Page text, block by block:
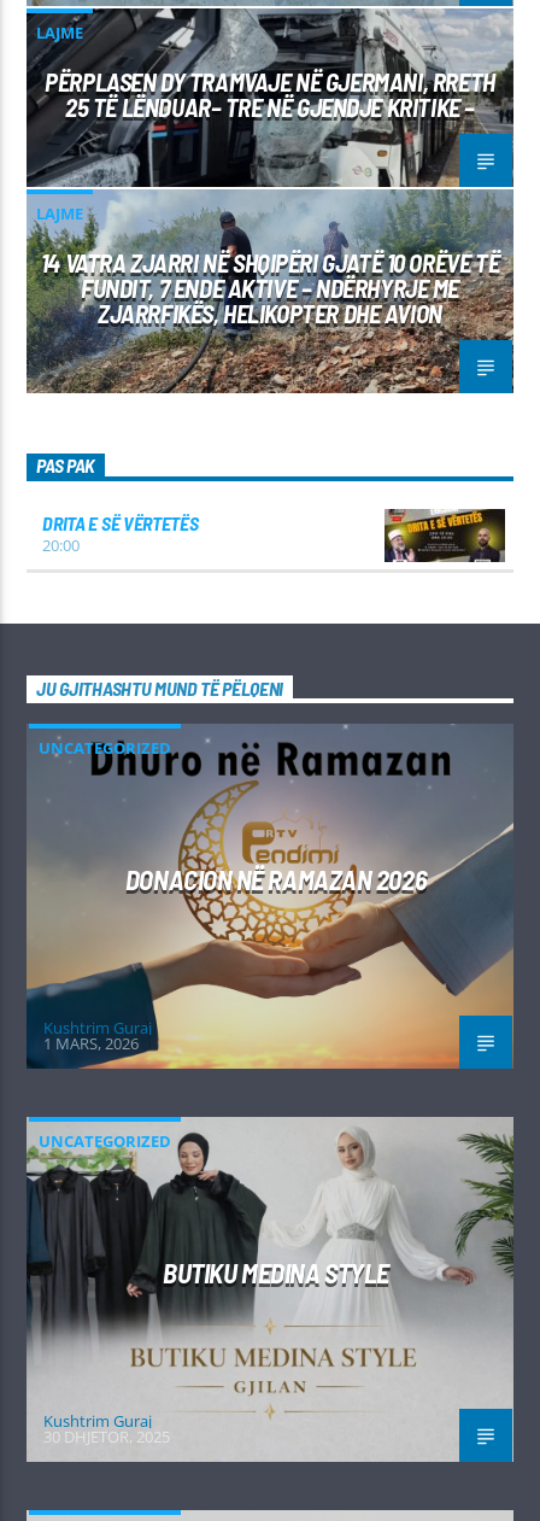
LAJME
PËRPLASEN DY TRAMVAJE NË GJERMANI, RRETH
25 TË LËNDUAR– TRE NË GJENDJE KRITIKE –
LAJME
14 VATRA ZJARRI NË SHQIPËRI GJATË 10 ORËVE TË
FUNDIT, 7 ENDE AKTIVE – NDËRHYRJE ME
ZJARRFIKËS, HELIKOPTER DHE AVION
PAS PAK
DRITA E SË VËRTETËS
20:00
JU GJITHASHTU MUND TË PËLQENI
UNCATEGORIZED
DONACION NË RAMAZAN 2026
Kushtrim Guraj
1 MARS, 2026
UNCATEGORIZED
BUTIKU MEDINA STYLE
Kushtrim Guraj
30 DHJETOR, 2025